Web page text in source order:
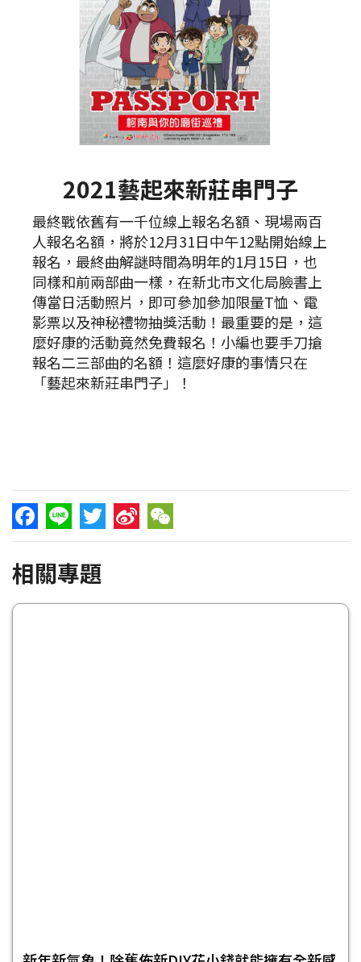
2021藝起來新莊串門子
最終戰依舊有一千位線上報名名額、現場兩百
人報名名額，將於12月31日中午12點開始線上
報名，最終曲解謎時間為明年的1月15日，也
同樣和前兩部曲一樣，在新北市文化局臉書上
傳當日活動照片，即可參加參加限量T恤、電
影票以及神秘禮物抽獎活動！最重要的是，這
麼好康的活動竟然免費報名！小編也要手刀搶
報名二三部曲的名額！這麼好康的事情只在
「藝起來新莊串門子」！
Facebook
Line TwitterSina WeChat
相關專題